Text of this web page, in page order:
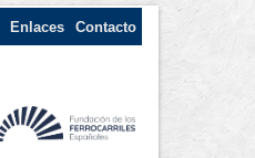
Enlaces Contacto